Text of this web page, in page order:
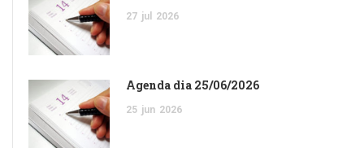
27 jul 2026
Agenda dia 25/06/2026
25 jun 2026